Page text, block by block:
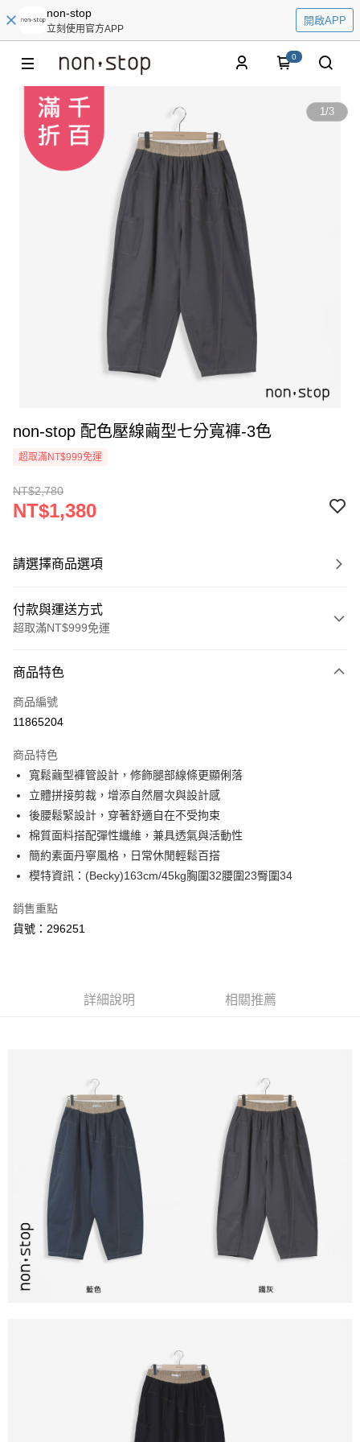
non-stop
立刻使用官方APP
開啟APP
0
1/3
non-stop 配色壓線繭型七分寬褲-3色
超取滿NT$999免運
NT$2,780
NT$1,380
請選擇商品選項
付款與運送方式
超取滿NT$999免運
信用卡一次付款
信用卡分期付款
合作金庫商業銀行
華南商業銀行
彰化商業銀行
上海商業儲蓄銀行
台北富邦商業銀行
國泰世華商業銀行
兆豐國際商業銀行
臺灣中小企業銀行
台中商業銀行
匯豐（台灣）商業銀行
華泰商業銀行
聯邦商業銀行
遠東國際商業銀行
元大商業銀行
永豐商業銀行
台新國際商業銀行
台灣樂天信用卡公司
6 期 0 利率 每期
華南商業銀行
彰化商業銀行
上海商業儲蓄銀行
台北富邦商業銀行
國泰世華商業銀行
兆豐國際商業銀行
臺灣中小企業銀行
台中商業銀行
匯豐（台灣）商業銀行
華泰商業銀行
元大商業銀行
玉山商業銀行
超商取貨付款
LINE Pay
悠遊付
AFTEE先享後付
相關說明
AFTEE先享後付是「在收到商品之後才付款」的支付方式。 讓您購物簡單
３．安心：先確認商品／服務後，再付款。
３．收到繳費通知簡訊後14天內，點擊此簡訊中的連結，可透過四大超商／
ATM／網路銀行／等多元方式進行付款，方視為交易完成。
※ 請注意：結帳手續完成當下不需立刻繳費，但若您需要取消訂單，請聯絡
購買商品的店家。未經商家同意取消之訂單仍視為有效，需透過AFTEE先享
後付繳納相關費用。
※ 交易是否成功請以「AFTEE先享後付 」之結帳頁面顯示為準，若有關於
是否繳費成功／繳費後需取消欲退款等相關疑問，請聯繫「AFTEE先享後付
客戶支援中心」
https://netprotections.freshdesk.com/support/home
【注意事項】
１．透過由恩沛科技股份有限公司提供之「AFTEE先享後付」服務完成之交
易，需依本服務之必要範圍內提供個人資料，並將交易相關給付款項請求債
權轉讓予恩沛科技股份有限公司。
２．關於個人資料處理事宜，請瀏覽以下網址：
https://aftee.tw/terms/#terms3
３．未成年的使用者請事先徵得法定代理人或監護人之同意方可使用
時審查核予不同之上限額度；若仍有額度不足之情形，本公司將視審查結果
５．嚴禁一人註冊多個帳號或使用他人資訊註冊。若發現惡意使用之情形，
恩沛科技股份有限公司將有權停止該用戶之使用額度並採取法律行動。
ATM付款
7-11取貨付款
每筆NT$80，滿NT$2,200(含以上)免運費
付款後7-11取貨
每筆NT$80，滿NT$2,200(含以上)免運費
宅配-本島
每筆NT$80，滿NT$2,200(含以上)免運費
宅配-離島
每筆NT$150，滿NT$2,500(含以上)免運費
商品特色
商品編號
11865204
商品特色
寬鬆繭型褲管設計，修飾腿部線條更顯俐落
立體拼接剪裁，增添自然層次與設計感
後腰鬆緊設計，穿著舒適自在不受拘束
棉質面料搭配彈性纖維，兼具透氣與活動性
簡約素面丹寧風格，日常休閒輕鬆百搭
模特資訊：(Becky)163cm/45kg胸圍32腰圍23臀圍34
銷售重點
貨號：296251
詳細說明 相關推薦